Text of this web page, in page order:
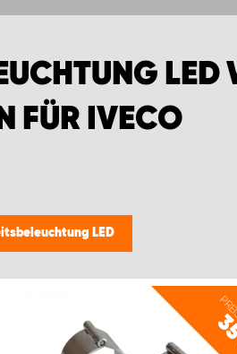
LED
FÜR IVECO
LED